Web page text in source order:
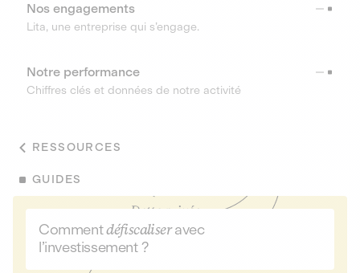
Nos engagements
Lita, une entreprise qui s’engage.
Notre performance
Chiffres clés et données de notre activité
RESSOURCES
GUIDES
Commentdéfiscaliser avec
l’investissement ?